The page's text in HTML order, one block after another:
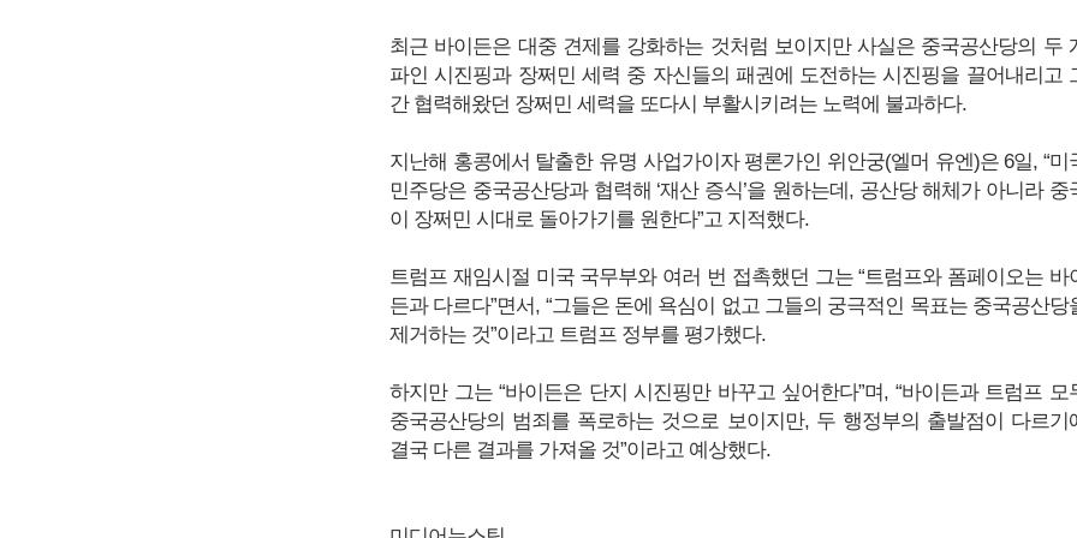
최근 바이든은 대중 견제를 강화하는 것처럼 보이지만 사실은 중국공산당의 두
파인 시진핑과 장쩌민 세력 중 자신들의 패권에 도전하는 시진핑을 끌어내리고
간 협력해왔던 장쩌민 세력을 또다시 부활시키려는 노력에 불과하다.
지난해 홍콩에서 탈출한 유명 사업가이자 평론가인 위안궁(엘머 유엔)은 6일, “미
민주당은 중국공산당과 협력해 ‘재산 증식’을 원하는데, 공산당 해체가 아니라 중
이 장쩌민 시대로 돌아가기를 원한다”고 지적했다.
트럼프 재임시절 미국 국무부와 여러 번 접촉했던 그는 “트럼프와 폼페이오는 바
든과 다르다”면서, “그들은 돈에 욕심이 없고 그들의 궁극적인 목표는 중국공산당
제거하는 것”이라고 트럼프 정부를 평가했다.
하지만 그는 “바이든은 단지 시진핑만 바꾸고 싶어한다”며, “바이든과 트럼프 모
중국공산당의 범죄를 폭로하는 것으로 보이지만, 두 행정부의 출발점이 다르기
결국 다른 결과를 가져올 것”이라고 예상했다.